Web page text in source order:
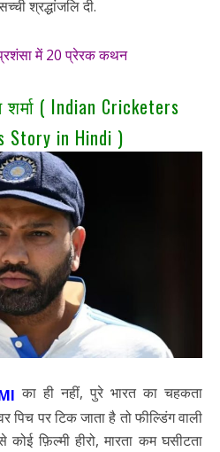
श्रद्धांजलि दी.
में 20 प्रेरक कथन
( Indian Cricketers
Story in Hindi )
का ही नहीं, पुरे भारत का चहकता
पर टिक जाता है तो फील्डिंग वाली
फ़िल्मी हीरो, मारता कम घसीटता